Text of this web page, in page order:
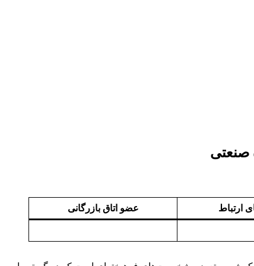
صنعتی
ارتباط عضو اتاق بازرگانی